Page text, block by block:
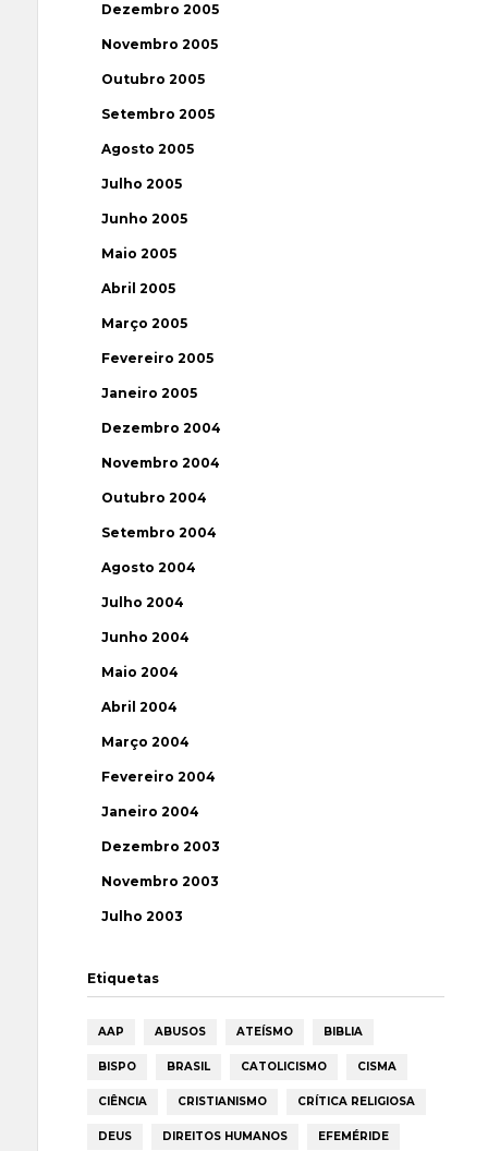
Dezembro 2005
Novembro 2005
Outubro 2005
Setembro 2005
Agosto 2005
Julho 2005
Junho 2005
Maio 2005
Abril 2005
Março 2005
Fevereiro 2005
Janeiro 2005
Dezembro 2004
Novembro 2004
Outubro 2004
Setembro 2004
Agosto 2004
Julho 2004
Junho 2004
Maio 2004
Abril 2004
Março 2004
Fevereiro 2004
Janeiro 2004
Dezembro 2003
Novembro 2003
Julho 2003
Etiquetas
AAP ABUSOS ATEÍSMO BIBLIA
BISPO BRASIL CATOLICISMO CISMA
CIÊNCIA CRISTIANISMO CRÍTICA RELIGIOSA
DEUS DIREITOS HUMANOS EFEMÉRIDE